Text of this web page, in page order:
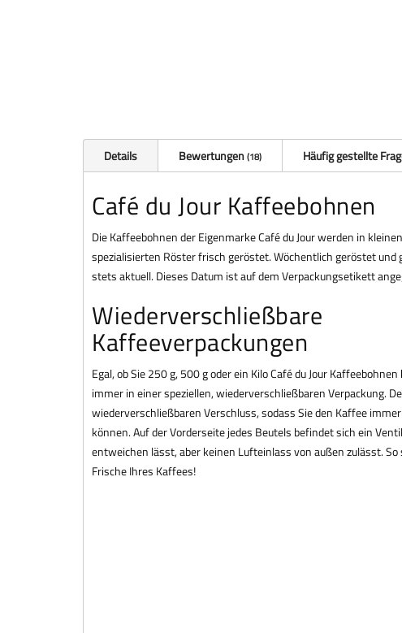
Details Bewertungen 18 Häufig gestellte
Café du Jour Kaffeebohnen
Die Kaffeebohnen der Eigenmarke Café du Jour werden in
spezialisierten Röster frisch geröstet. Wöchentlich geröstet und
stets aktuell. Dieses Datum ist auf dem Verpackungsetikett
Wiederverschließbare
Kaffeeverpackungen
Egal, ob Sie 250 g, 500 g oder ein Kilo Café du Jour
immer in einer speziellen, wiederverschließbaren Verpackung.
wiederverschließbaren Verschluss, sodass Sie den Kaffee
können. Auf der Vorderseite jedes Beutels befindet sich ein
entweichen lässt, aber keinen Lufteinlass von außen zulässt.
Frische Ihres Kaffees!